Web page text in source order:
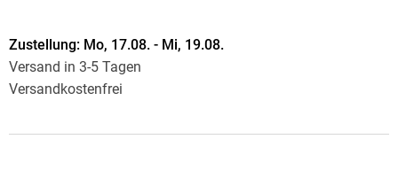
Zustellung: Mo, 17.08. - Mi, 19.08.
Versand in 3-5 Tagen
Versandkostenfrei